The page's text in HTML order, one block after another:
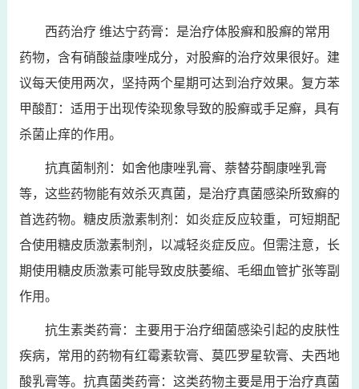
西药治疗 维达宁药膏：是治疗体股癣和股癣的常用
药物，含有硝酸益康唑成分，对股癣的治疗效果很好。建
议每天使用两次，坚持两个星期可达到治疗效果。复方苯
甲酸酊：适用于出现传染现象导致的股癣或手足癣，具有
杀菌止痒的作用。
抗真菌制剂：如舍他康唑乳膏、萘替芬酮康唑乳膏
等，这些药物能有效杀灭真菌，是治疗真菌感染所致癣的
首选药物。糖皮质激素制剂：如炎症反应较重，可短期配
合使用糖皮质激素制剂，以减轻炎症反应。但需注意，长
期使用糖皮质激素可能导致皮肤萎缩、毛细血管扩张等副
作用。
抗生素类药膏：主要用于治疗细菌感染引起的皮肤性
疾病，常用的药物有红霉素软膏、莫匹罗星软膏、夫西地
酸乳膏等。抗真菌类药膏：这类药物主要是用于治疗真菌